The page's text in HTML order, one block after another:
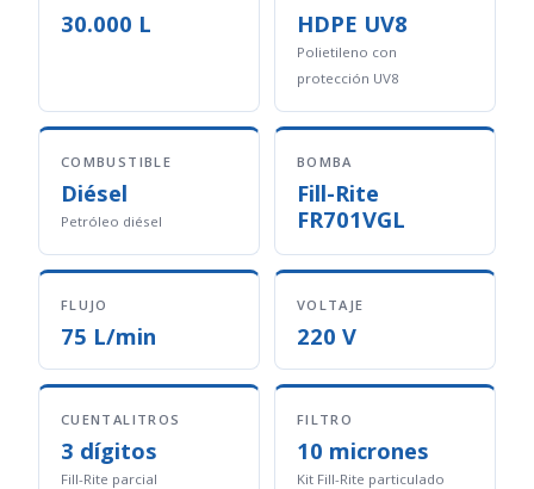
30.000 L HDPE UV8
Polietileno con
protección UV8
COMBUSTIBLE
Diésel
Petróleo diésel
BOMBA
Fill-Rite
FR701VGL
FLUJO
75 L/min
VOLTAJE
220 V
CUENTALITROS
3 dígitos
Fill-Rite parcial
FILTRO
10 micrones
Kit Fill-Rite particulado